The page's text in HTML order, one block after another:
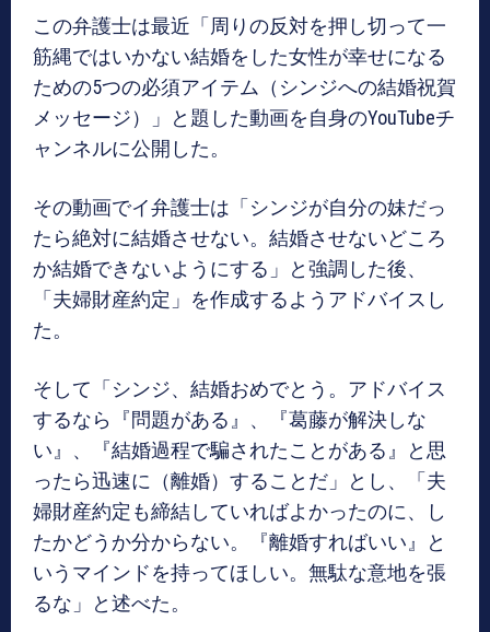
この弁護士は最近「周りの反対を押し切って一
筋縄ではいかない結婚をした女性が幸せになる
ための5つの必須アイテム（シンジへの結婚祝賀
メッセージ）」と題した動画を自身のYouTubeチ
ャンネルに公開した。
その動画でイ弁護士は「シンジが自分の妹だっ
たら絶対に結婚させない。結婚させないどころ
か結婚できないようにする」と強調した後、
「夫婦財産約定」を作成するようアドバイスし
た。
そして「シンジ、結婚おめでとう。アドバイス
するなら『問題がある』、『葛藤が解決しな
い』、『結婚過程で騙されたことがある』と思
ったら迅速に（離婚）することだ」とし、「夫
婦財産約定も締結していればよかったのに、し
たかどうか分からない。『離婚すればいい』と
いうマインドを持ってほしい。無駄な意地を張
るな」と述べた。